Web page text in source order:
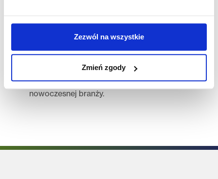
Zezwól na wszystkie
Zmień zgody
technologiczny zaproponował studentom
możliwość realizacji praktyk zawodowych
doskonała okazja do zdobycia cennego
doświadczenia zawodowego i rozwinięcia
umiejętności w tej dynamicznej i
nowoczesnej branży.